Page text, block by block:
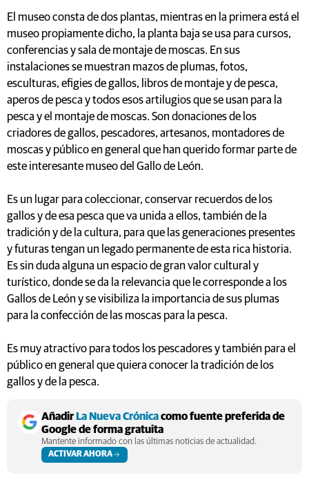
El museo consta de dos plantas, mientras en la primera está el
museo propiamente dicho, la planta baja se usa para cursos,
conferencias y sala de montaje de moscas. En sus
instalaciones se muestran mazos de plumas, fotos,
esculturas, efigies de gallos, libros de montaje y de pesca,
aperos de pesca y todos esos artilugios que se usan para la
pesca y el montaje de moscas. Son donaciones de los
criadores de gallos, pescadores, artesanos, montadores de
moscas y público en general que han querido formar parte de
este interesante museo del Gallo de León.
Es un lugar para coleccionar, conservar recuerdos de los
gallos y de esa pesca que va unida a ellos, también de la
tradición y de la cultura, para que las generaciones presentes
y futuras tengan un legado permanente de esta rica historia.
Es sin duda alguna un espacio de gran valor cultural y
turístico, donde se da la relevancia que le corresponde a los
Gallos de León y se visibiliza la importancia de sus plumas
para la confección de las moscas para la pesca.
Es muy atractivo para todos los pescadores y también para el
público en general que quiera conocer la tradición de los
gallos y de la pesca.
AñadirLa Nueva Crónicacomo fuente preferida de
Google de forma gratuita
Mantente informado con las últimas noticias de actualidad.
ACTIVAR AHORA